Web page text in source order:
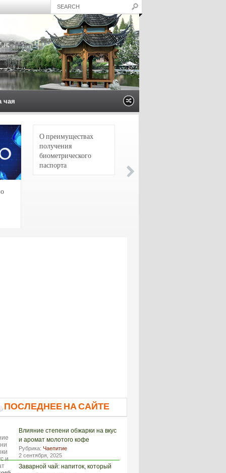
чая
О преимуществах
получения
биометрического
паспорта
ПОСЛЕДНЕЕ НА САЙТЕ
Влияние степени обжарки на вкус
и аромат молотого кофе
Рубрика: Чаепитие
2 сентября, 2025
Заварной чай: напиток, который